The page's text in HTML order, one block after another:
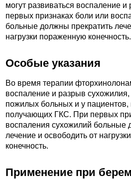
могут развиваться воспаление
первых признаках боли или
больные должны прекратить
нагрузки пораженную конечность.
Особые указания
Во время терапии
воспаление и разрыв сухожилия,
пожилых больных и у пациентов,
получающих ГКС. При первых
воспаления сухожилий больные
лечение и освободить от
конечность.
Применение при